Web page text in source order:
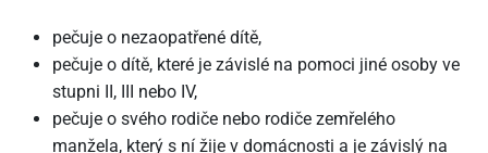
pečuje o nezaopatřené dítě,
pečuje o dítě, které je závislé na pomoci jiné osoby ve
stupni II, III nebo IV,
pečuje o svého rodiče nebo rodiče zemřelého
manžela, který s ní žije v domácnosti a je závislý na